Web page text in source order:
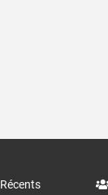
Récents